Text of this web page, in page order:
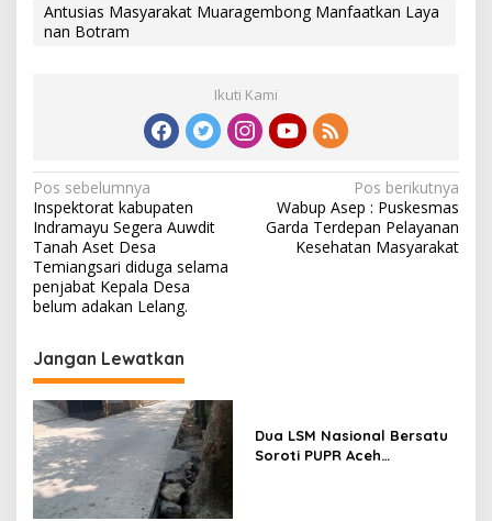
Antusias Masyarakat Muaragembong Manfaatkan Laya
nan Botram
Ikuti Kami
N
a
v
i
g
a
s
i
p
o
s
Pos sebelumnya
Inspektorat kabupaten
Indramayu Segera Auwdit
Tanah Aset Desa
Temiangsari diduga selama
penjabat Kepala Desa
belum adakan Lelang.
Pos berikutnya
Wabup Asep : Puskesmas
Garda Terdepan Pelayanan
Kesehatan Masyarakat
Jangan Lewatkan
Dua LSM Nasional Bersatu
Soroti PUPR Aceh